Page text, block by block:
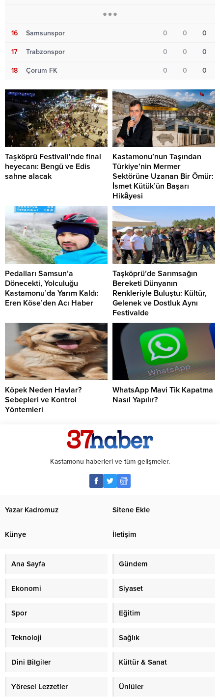
16 Samsunspor 0 0 0
17 Trabzonspor 0 0 0
18 Çorum FK 0 0 0
Taşköprü Festivali’nde final
heyecanı: Bengü ve Edis
sahne alacak
Kastamonu’nun Taşından
Türkiye’nin Mermer
Sektörüne Uzanan Bir Ömür:
İsmet Kütük’ün Başarı
Hikâyesi
Pedalları Samsun’a
Dönecekti, Yolculuğu
Kastamonu’da Yarım Kaldı:
Eren Köse’den Acı Haber
Taşköprü’de Sarımsağın
Bereketi Dünyanın
Renkleriyle Buluştu: Kültür,
Gelenek ve Dostluk Aynı
Festivalde
Köpek Neden Havlar?
Sebepleri ve Kontrol
Yöntemleri
WhatsApp Mavi Tik Kapatma
Nasıl Yapılır?
Kastamonu haberleri ve tüm gelişmeler.
Yazar Kadromuz Sitene Ekle
Künye İletişim
Ana Sayfa Gündem
Ekonomi Siyaset
Spor Eğitim
Teknoloji Sağlık
Dini Bilgiler Kültür & Sanat
Yöresel Lezzetler Ünlüler